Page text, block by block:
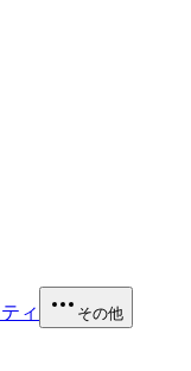
ィ その他